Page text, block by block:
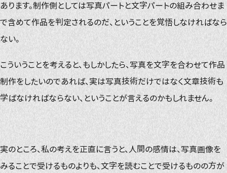
あります。制作側としては写真パートと文字パートの組み合わせま
で含めて作品を判定されるのだ、ということを覚悟しなければなら
ない。
こういうことを考えると、もしかしたら、写真を文字を合わせて作品
制作をしたいのであれば、実は写真技術だけではなく文章技術も
学ばなければならない、ということが言えるのかもしれません。
実のところ、私の考えを正直に言うと、人間の感情は、写真画像を
みることで受けるものよりも、文字を読むことで受けるものの方が